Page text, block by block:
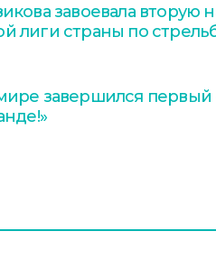
завоевала вторую
лиги страны по
завершился первый